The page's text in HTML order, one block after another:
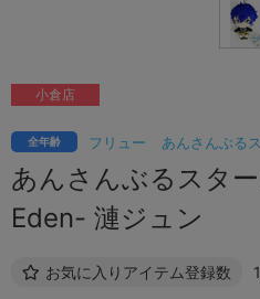
フリュー あんさんぶる
全年齢
あんさんぶるスタ
Eden- 漣ジュン
お気に入りアイテム登録数
小倉店